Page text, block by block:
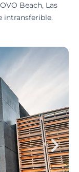
Beach, Las
intransferible.